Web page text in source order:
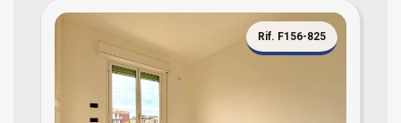
Rif. F156-825